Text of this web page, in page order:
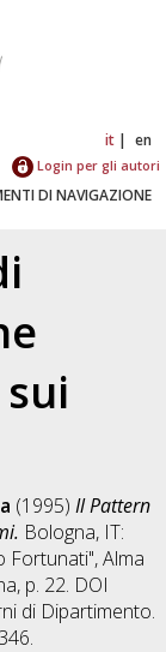
it en
Login per gli autori
DI NAVIGAZIONE
(1995)Il Pattern
Bologna, IT:
Fortunati", Alma
p. 22. DOI
di Dipartimento.